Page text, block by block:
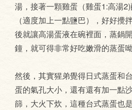
湯，接著一顆雞蛋（雞蛋1:高湯
（適度加上一點鹽巴），好好攪
後就讓高湯蛋液在碗裡面，蒸鍋
鐘，就可得非常好吃嫩滑的蒸蛋
然後，其實猩弟覺得日式蒸蛋和
蛋的氣孔大小，還有還有加一點
篩，大火下炊，這種台式蒸蛋也